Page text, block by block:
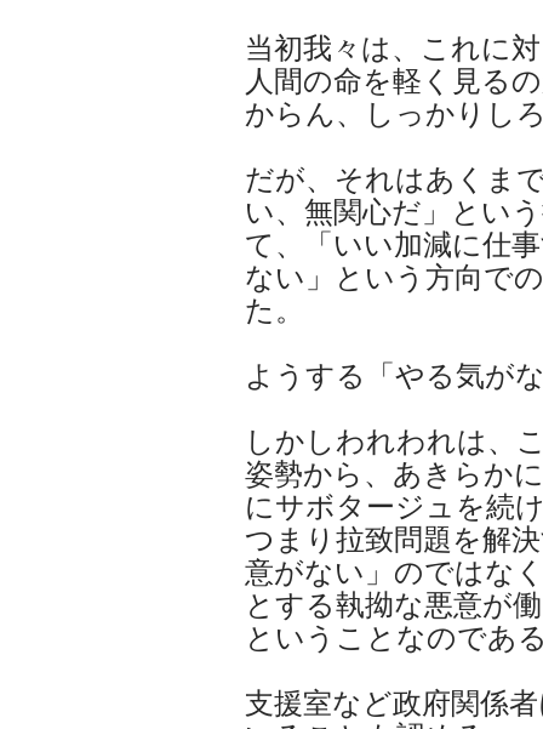
当初我々は、これに
人間の命を軽く見る
からん、しっかりし
だが、それはあくま
い、無関心だ」とい
て、「いい加減に仕
ない」という方向で
た。
ようする「やる気が
しかしわれわれは、
姿勢から、あきらか
にサボタージュを続
つまり拉致問題を解
意がない」のではな
とする執拗な悪意が
ということなのであ
支援室など政府関係